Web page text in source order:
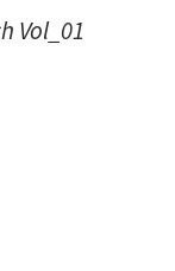
Vol_01